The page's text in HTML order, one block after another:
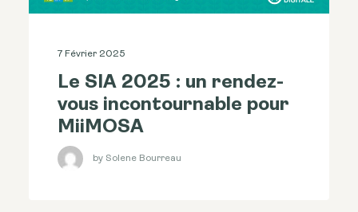
7 Février 2025
Le SIA 2025 : un rendez-
vous incontournable pour
MiiMOSA
by Solene Bourreau